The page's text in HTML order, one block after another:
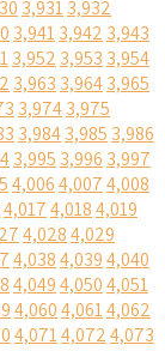
3,9313,932
3,9413,942 3,943
3,952 3,953 3,954
3,963 3,9643,965
3,9743,975
3,9843,985 3,986
3,995 3,996 3,997
4,0064,0074,008
4,0174,0184,019
4,0284,029
4,0384,0394,040
4,0494,0504,051
4,0604,0614,062
4,0714,0724,073